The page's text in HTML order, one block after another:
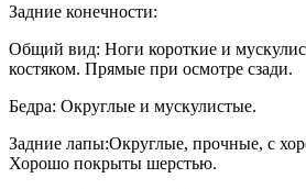
Задние конечности:
Общий вид: Ноги короткие и
костяком. Прямые при осмотре сзади.
Бедра: Округлые и мускулистые.
Задние лапы:Округлые, прочные, с
Хорошо покрыты шерстью.